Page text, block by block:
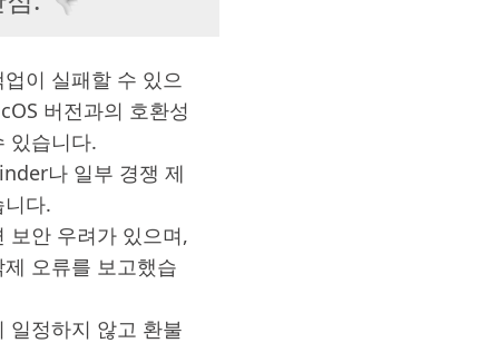
이 실패할 수 있으
버전과의 호환성
있습니다.
나 일부 경쟁 제
다.
보안 우려가 있으며,
오류를 보고했습
일정하지 않고 환불